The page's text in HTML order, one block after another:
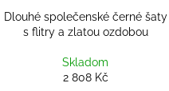
Dlouhé společenské černé šaty
s flitry a zlatou ozdobou
Skladom
2 808 Kč